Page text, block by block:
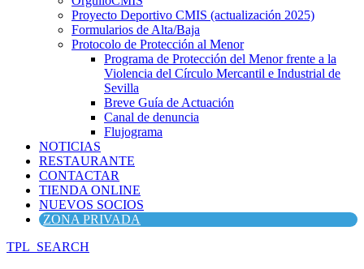
Proyecto Deportivo CMIS (actualización 2025)
Formularios de Alta/Baja
Protocolo de Protección al Menor
Programa de Protección del Menor frente a la
Violencia del Círculo Mercantil e Industrial de
Sevilla
Breve Guía de Actuación
Canal de denuncia
Flujograma
NOTICIAS
RESTAURANTE
CONTACTAR
TIENDA ONLINE
NUEVOS SOCIOS
ZONA PRIVADA
TPL_SEARCH